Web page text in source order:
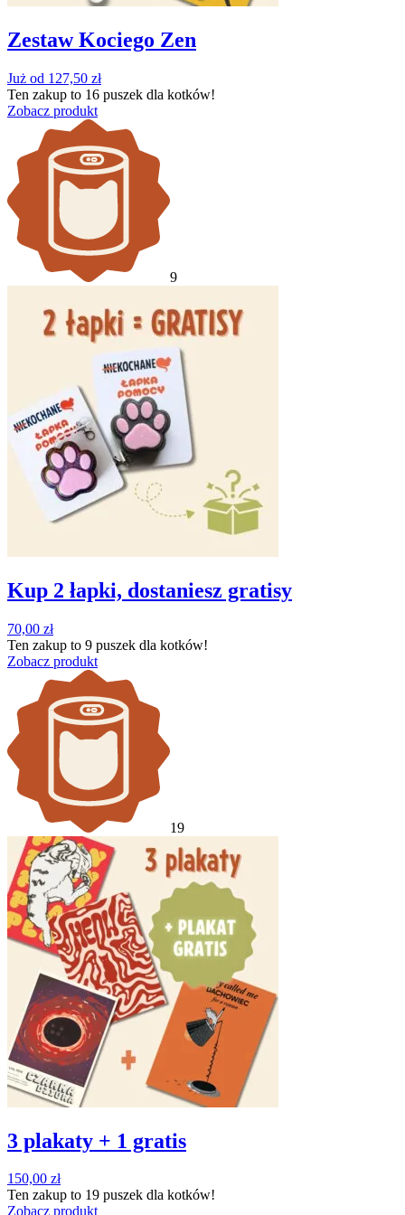
Zestaw Kociego Zen
Już od 127,50 zł
Ten zakup to 16 puszek dla kotków!
Zobacz produkt
9
Kup 2 łapki, dostaniesz gratisy
70,00 zł
Ten zakup to 9 puszek dla kotków!
Zobacz produkt
19
3 plakaty + 1 gratis
150,00 zł
Ten zakup to 19 puszek dla kotków!
Zobacz produkt